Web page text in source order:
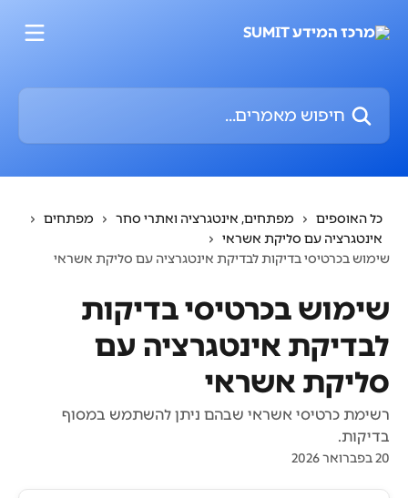
חיפוש מאמרים...
כל האוספים מפתחים, אינטגרציה ואתרי סחר
מפתחים
אינטגרציה עם סליקת אשראי
שימוש בכרטיסי בדיקות לבדיקת אינטגרציה עם סליקת אשראי
שימוש בכרטיסי בדיקות
לבדיקת אינטגרציה עם
סליקת אשראי
רשימת כרטיסי אשראי שבהם ניתן להשתמש במסוף
בדיקות.
20 בפברואר 2026